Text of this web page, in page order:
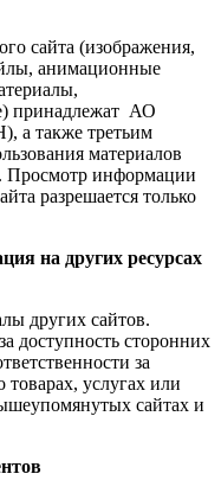
сайта (изображения,
анимационные
принадлежат АО
также третьим
материалов
информации
разрешается только
на других ресурсах
других сайтов.
доступность сторонних
за
услугах или
сайтах и